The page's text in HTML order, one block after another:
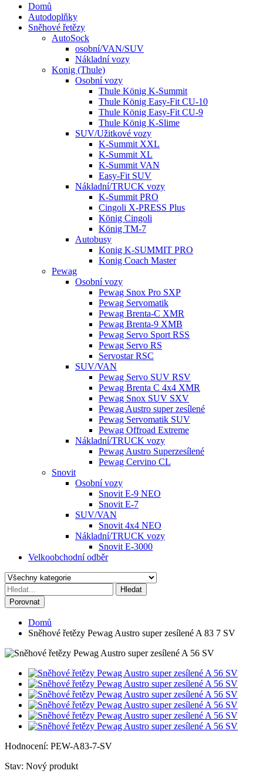
Domů
Autodoplňky
Sněhové řetězy
AutoSock
osobní/VAN/SUV
Nákladní vozy
Konig (Thule)
Osobní vozy
Thule König K-Summit
Thule König Easy-Fit CU-10
Thule König Easy-Fit CU-9
Thule König K-Slime
SUV/Užitkové vozy
K-Summit XXL
K-Summit XL
K-Summit VAN
Easy-Fit SUV
Nákladní/TRUCK vozy
K-Summit PRO
Cingoli X-PRESS Plus
König Cingoli
König TM-7
Autobusy
Konig K-SUMMIT PRO
Konig Coach Master
Pewag
Osobní vozy
Pewag Snox Pro SXP
Pewag Servomatik
Pewag Brenta-C XMR
Pewag Brenta-9 XMB
Pewag Servo Sport RSS
Pewag Servo RS
Servostar RSC
SUV/VAN
Pewag Servo SUV RSV
Pewag Brenta C 4x4 XMR
Pewag Snox SUV SXV
Pewag Austro super zesílené
Pewag Servomatik SUV
Pewag Offroad Extreme
Nákladní/TRUCK vozy
Pewag Austro Superzesílené
Pewag Cervino CL
Snovit
Osobní vozy
Snovit E-9 NEO
Snovit E-7
SUV/VAN
Snovit 4x4 NEO
Nákladní/TRUCK vozy
Snovit E-3000
Velkoobchodní odběr
Hledat
Porovnat
Domů
Sněhové řetězy Pewag Austro super zesílené A 83 7 SV
Hodnocení: PEW-A83-7-SV
Stav: Nový produkt